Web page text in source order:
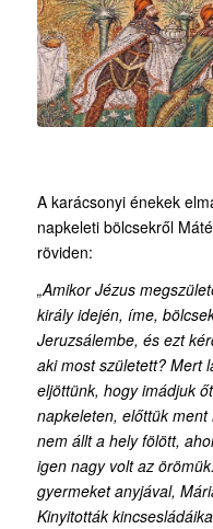
A karácsonyi énekek
napkeleti bölcsekről
röviden:
„Amikor Jézus
király idején, íme,
Jeruzsálembe, és ezt
aki most született? Mert
eljöttünk, hogy imádjuk
napkeleten, előttük
nem állt a hely fölött,
igen nagy volt az
gyermeket anyjával,
Kinyitották